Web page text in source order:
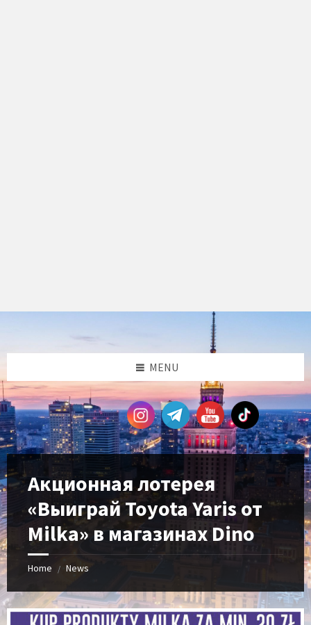
sidebar
sidebar
MENU
Акционная лотерея
«Выиграй Toyota Yaris от
Milka» в магазинах Dino
Home / News